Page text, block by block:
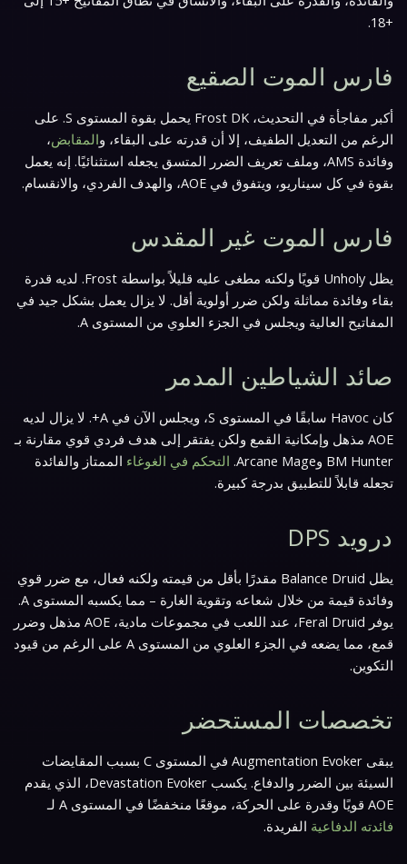
+18.
فارس الموت الصقيع
أكبر مفاجأة في التحديث، Frost DK يحمل بقوة المستوى S. على
الرغم من التعديل الطفيف، إلا أن قدرته على البقاء، والمقابض،
وفائدة AMS، وملف تعريف الضرر المتسق يجعله استثنائيًا. إنه يعمل
بقوة في كل سيناريو، ويتفوق في AOE، والهدف الفردي، والانقسام.
فارس الموت غير المقدس
يظل Unholy قويًا ولكنه مطغى عليه قليلاً بواسطة Frost. لديه قدرة
بقاء وفائدة مماثلة ولكن ضرر أولوية أقل. لا يزال يعمل بشكل جيد في
المفاتيح العالية ويجلس في الجزء العلوي من المستوى A.
صائد الشياطين المدمر
كان Havoc سابقًا في المستوى S، ويجلس الآن في A+. لا يزال لديه
AOE مذهل وإمكانية القمع ولكن يفتقر إلى هدف فردي قوي مقارنة بـ
BM Hunter وArcane Mage.
التحكم في الغوغاء الممتاز والفائدة
تجعله قابلاً للتطبيق بدرجة كبيرة.
درويد DPS
يظل Balance Druid مقدرًا بأقل من قيمته ولكنه فعال، مع ضرر قوي
وفائدة قيمة من خلال شعاعه وتقوية الغارة – مما يكسبه المستوى A.
يوفر Feral Druid، عند اللعب في مجموعات مادية، AOE مذهل وضرر
قمع، مما يضعه في الجزء العلوي من المستوى A على الرغم من قيود
التكوين.
تخصصات المستحضر
يبقى Augmentation Evoker في المستوى C بسبب المقايضات
السيئة بين الضرر والدفاع. يكسب Devastation Evoker، الذي يقدم
AOE قويًا وقدرة على الحركة، موقعًا منخفضًا في المستوى A لـ
فائدته الدفاعية الفريدة.